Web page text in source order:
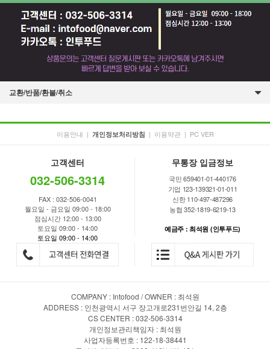
교환/반품/환불/취소
이용안내 | 개인정보처리방침 | 이용약관 | PC VER
고객센터
032-506-3314
FAX : 032-506-0041
월요일 - 금요일 09:00 - 18:00
점심시간 12:00 - 13:00
토요일 09:00 - 14:00
토요일 09:00 - 14:00
무통장 입금정보
국민 659401-01-440176
기업 123-139321-01-011
신한 110-497-487296
농협 352-1819-6219-13
예금주 : 최석원 (인투푸드)
COMPANY : Intofood / OWNER : 최석원
ADDRESS : 인천광역시 서구 장고개로231번안길 14, 2층
CS CENTER : 032-506-3314
개인정보관리책임자 : 최석원
사업자등록번호 : 122-18-38441